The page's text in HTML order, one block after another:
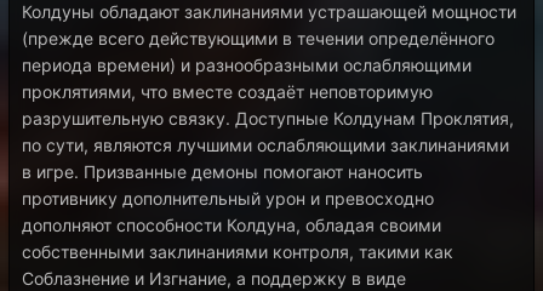
Колдуны обладают заклинаниями устрашающей мощности
(прежде всего действующими в течении определённого
периода времени) и разнообразными ослабляющими
проклятиями, что вместе создаёт неповторимую
разрушительную связку. Доступные Колдунам Проклятия,
по сути, являются лучшими ослабляющими заклинаниями
в игре. Призванные демоны помогают наносить
противнику дополнительный урон и превосходно
дополняют способности Колдуна, обладая своими
собственными заклинаниями контроля, такими как
Соблазнение и Изгнание, а поддержку в виде